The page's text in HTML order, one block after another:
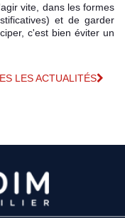
vite, dans les formes
et de garder
c'est bien éviter un
LES ACTUALITÉS